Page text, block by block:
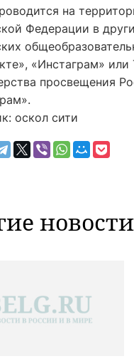
на
Федерации в
«Инстаграм»
просвещения
оскол сити
новости